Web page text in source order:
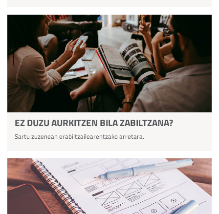
EZ DUZU AURKITZEN BILA ZABILTZANA?
Sartu zuzenean erabiltzailearentzako arretara.